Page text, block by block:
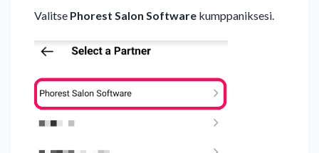
Valitse Phorest Salon Software kumppaniksesi.